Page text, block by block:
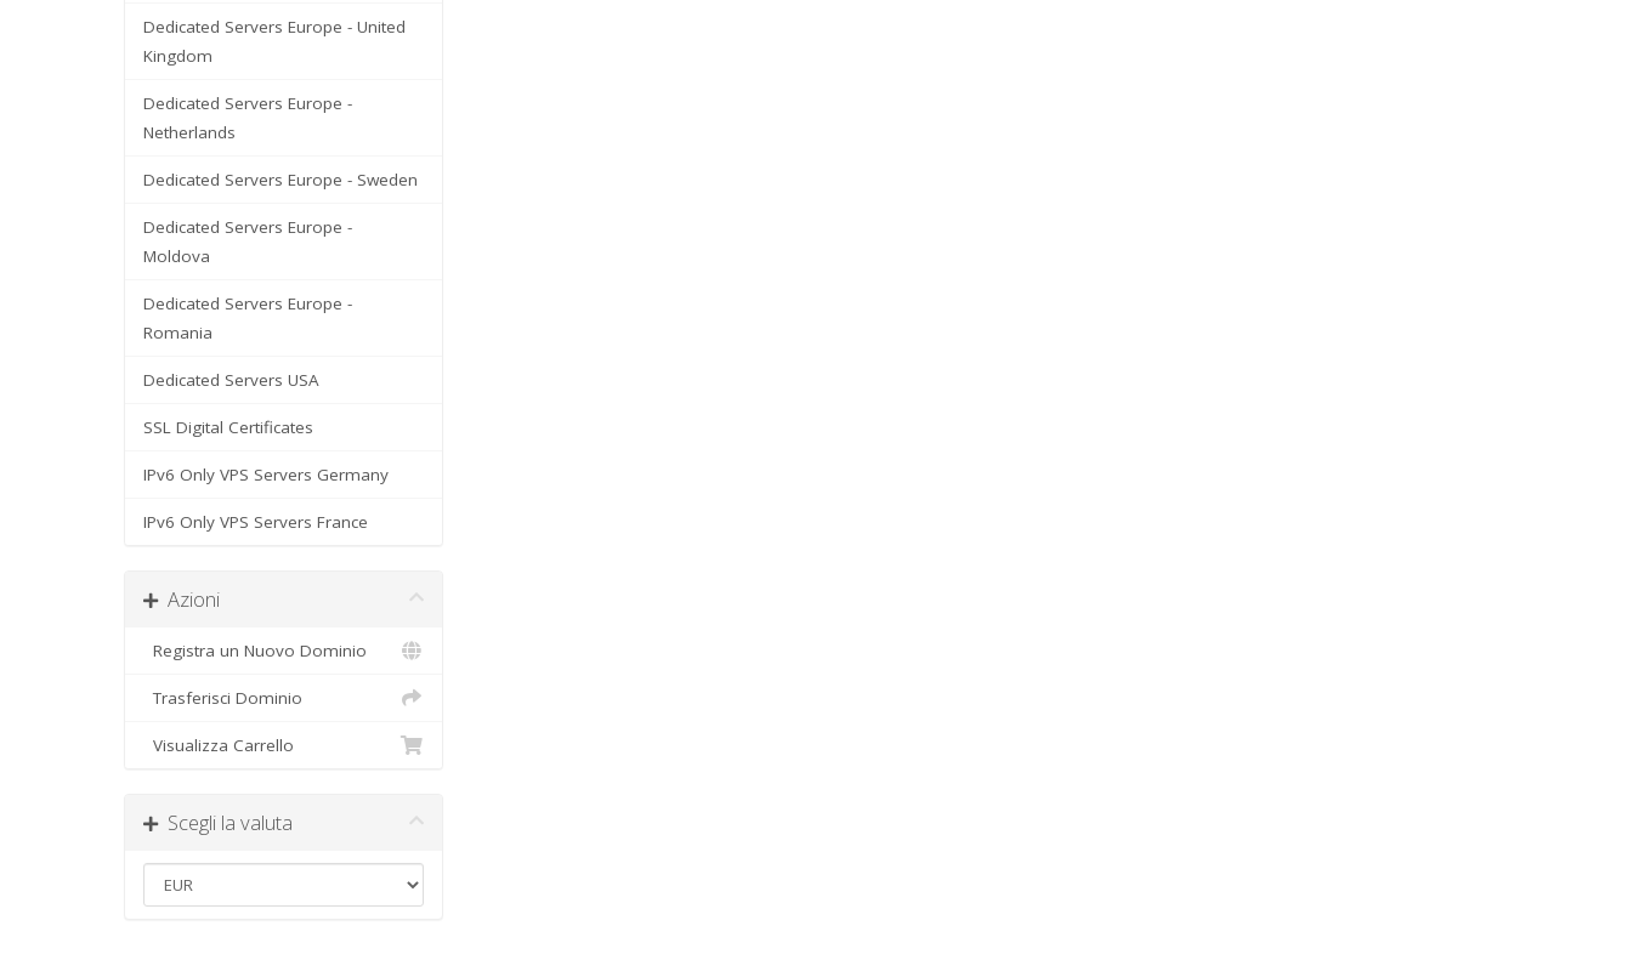
Dedicated Servers Europe - United
Kingdom
Dedicated Servers Europe -
Netherlands
Dedicated Servers Europe - Sweden
Dedicated Servers Europe -
Moldova
Dedicated Servers Europe -
Romania
Dedicated Servers USA
SSL Digital Certificates
IPv6 Only VPS Servers Germany
IPv6 Only VPS Servers France
Azioni
Registra un Nuovo Dominio
Trasferisci Dominio
Visualizza Carrello
Scegli la valuta